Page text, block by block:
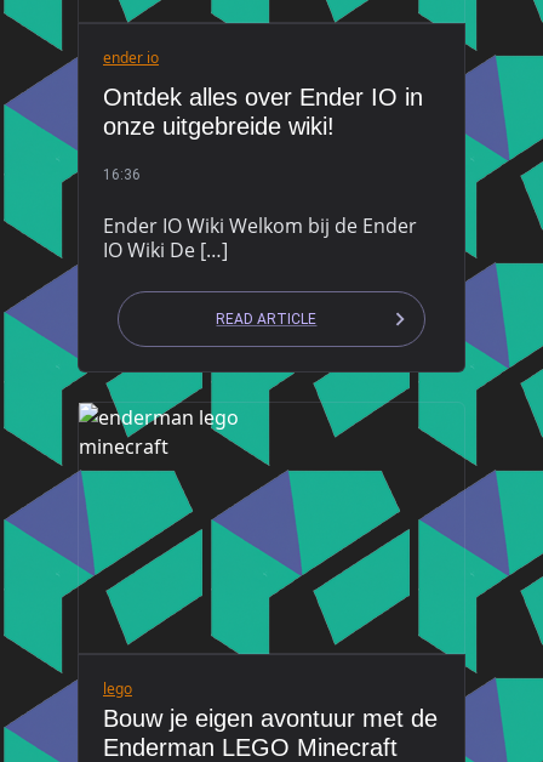
ender io
Ontdek alles over Ender IO in
onze uitgebreide wiki!
16:36
Ender IO Wiki Welkom bij de Ender
IO Wiki De […]
READ ARTICLE
lego
Bouw je eigen avontuur met de
Enderman LEGO Minecraft